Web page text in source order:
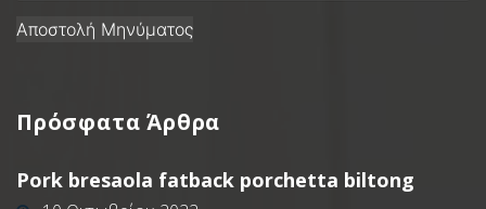
Πρόσφατα Άρθρα
Pork bresaola fatback porchetta biltong